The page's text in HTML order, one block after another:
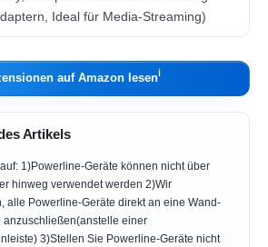
auf Amazon lesenℹ︎
Artikels
1)Powerline-Geräte können nicht über
hinweg verwendet werden 2)Wir
alle Powerline-Geräte direkt an eine Wand-
anzuschließen(anstelle einer
3)Stellen Sie Powerline-Geräte nicht